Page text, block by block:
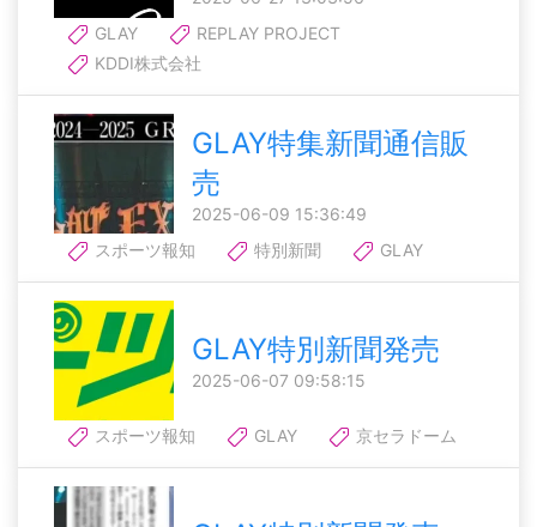
GLAY
REPLAY PROJECT
KDDI株式会社
GLAY特集新聞通信販
売
2025-06-09 15:36:49
スポーツ報知
特別新聞 GLAY
GLAY特別新聞発売
2025-06-07 09:58:15
スポーツ報知 GLAY 京セラドーム